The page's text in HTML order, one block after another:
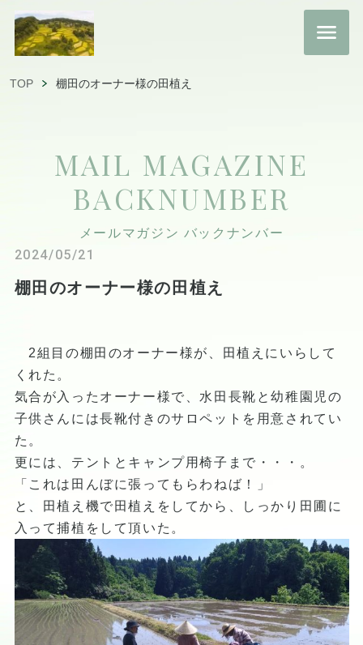
TOP 棚田のオーナー様の田植え
MAIL MAGAZINE
BACKNUMBER
メールマガジン バックナンバー
2024/05/21
棚田のオーナー様の田植え
2組目の棚田のオーナー様が、田植えにいらして
くれた。
気合が入ったオーナー様で、水田長靴と幼稚園児の
子供さんには長靴付きのサロペットを用意されてい
た。
更には、テントとキャンプ用椅子まで・・・。
「これは田んぼに張ってもらわねば！」
と、田植え機で田植えをしてから、しっかり田圃に
入って捕植をして頂いた。